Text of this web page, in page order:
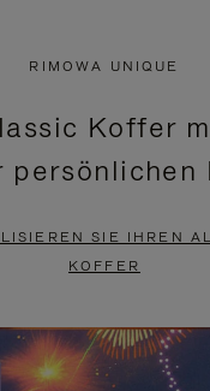
RIMOWA UNIQUE
Koffer
persönlichen
SIE IHREN
KOFFER